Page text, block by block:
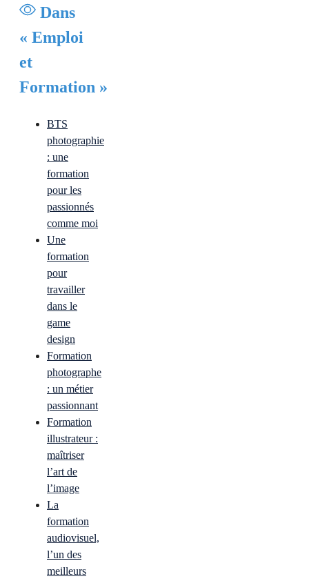
Dans
« Emploi
et
Formation »
BTS
photographie
: une
formation
pour les
passionnés
comme moi
Une
formation
pour
travailler
dans le
game
design
Formation
photographe
: un métier
passionnant
Formation
illustrateur :
maîtriser
l’art de
l’image
La
formation
audiovisuel,
l’un des
meilleurs